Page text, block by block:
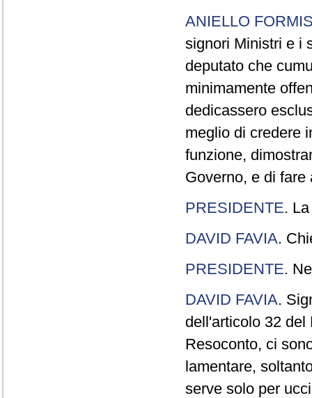
ANIELLO
signori Ministri e i
deputato che
minimamente
dedicassero
meglio di credere
funzione,
Governo, e di
PRESIDENTE.
DAVID FAVIA.
PRESIDENTE.
DAVID FAVIA.
dell'articolo 32 del
Resoconto, ci
lamentare,
serve solo per